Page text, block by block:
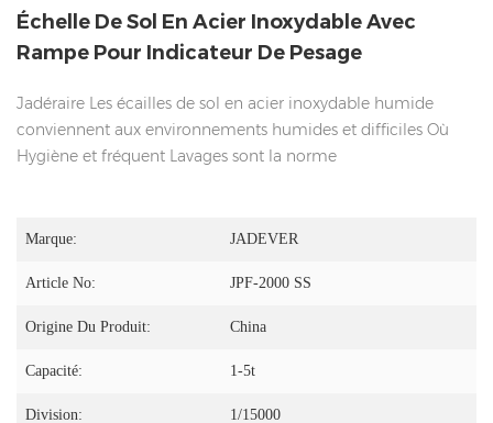
Échelle De Sol En Acier Inoxydable Avec
Rampe Pour Indicateur De Pesage
Jadéraire Les écailles de sol en acier inoxydable humide
conviennent aux environnements humides et difficiles Où
Hygiène et fréquent Lavages sont la norme
Marque: JADEVER
Article No: JPF-2000 SS
Origine Du Produit: China
Capacité: 1-5t
Division: 1/15000